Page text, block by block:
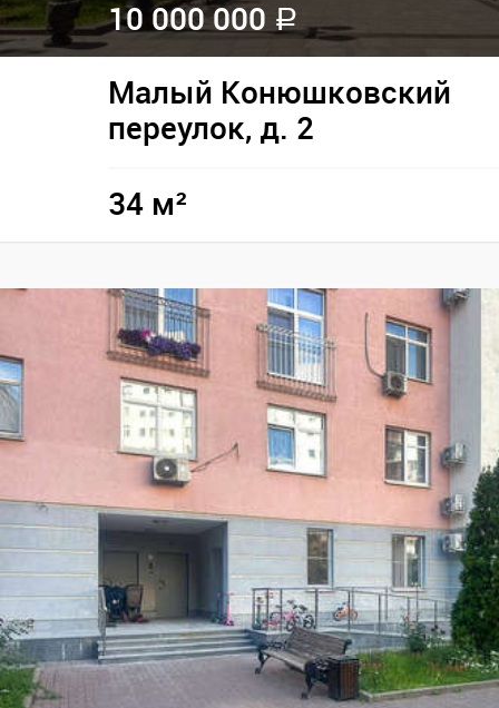
10 000 000 a
Малый Конюшковский
переулок, д. 2
34 м²